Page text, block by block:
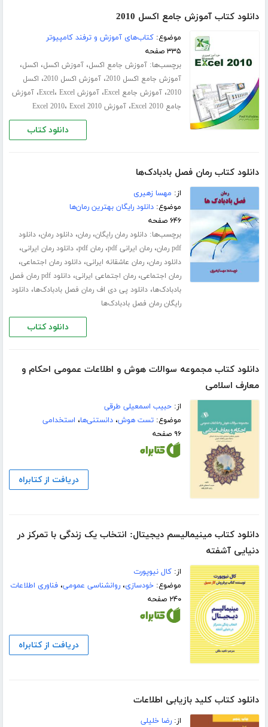
دانلود کتاب آموزش جامع اکسل 2010
موضوع:کتاب‌های آموزش و ترفند کامپیوتر
۳۳۵ صفحه
برچسب‌ها:آموزش جامع اکسل،آموزش اکسل، اکسل،
آموزش جامع اکسل 2010 ،آموزش اکسل 2010 ، اکسل
2010،آموزش جامع Excel ،آموزش Excel ، Excel ،آموزش
جامع Excel 2010
،آموزش Excel 2010 ، Excel 2010
دانلود کتاب
دانلود کتاب رمان فصل بادبادک‌ها
از: مهسا زهیری
موضوع:دانلود رایگان بهترین رمان‌ها
۶۴۶ صفحه
برچسب‌ها:دانلود رمان رایگان،رمان،دانلود رمان،دانلود
pdf رمان
،رمان ایرانی pdf ،رمان pdf ،دانلود رمان ایرانی،
دانلود رمان،رمان عاشقانه ایرانی،دانلود رمان اجتماعی،
رمان اجتماعی،رمان اجتماعی ایرانی،
دانلود pdf رمان فصل
بادبادک‌ها،دانلود پی دی اف رمان فصل بادبادک‌ها،دانلود
رایگان رمان فصل بادبادک‌ها
دانلود کتاب
دانلود کتاب مجموعه سوالات هوش و اطلاعات عمومی احکام و
معارف اسلامی
از:حبیب اسمعیلی طرقی
موضوع:تست هوش،دانستنی‌ها، استخدامی
۹۶ صفحه
دریافت از کتابراه
دانلود کتاب مینیمالیسم دیجیتال: انتخاب یک زندگی با تمرکز در
دنیایی آشفته
از:کال نیوپورت
موضوع:خودسازی،روانشناسی عمومی،فناوری اطلاعات
۲۴۰ صفحه
دریافت از کتابراه
دانلود کتاب کلید بازیابی اطلاعات
از:رضا خلیلی